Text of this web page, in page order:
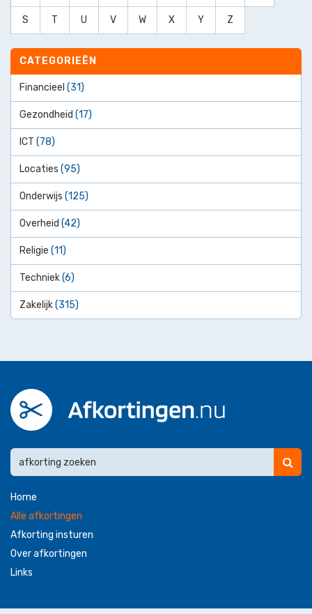
S T U V W X Y Z
CATEGORIEËN
Financieel (31)
Gezondheid (17)
ICT (78)
Locaties (95)
Onderwijs (125)
Overheid (42)
Religie (11)
Techniek(6)
Zakelijk(315)
Home
Alle afkortingen
Afkorting insturen
Over afkortingen
Links